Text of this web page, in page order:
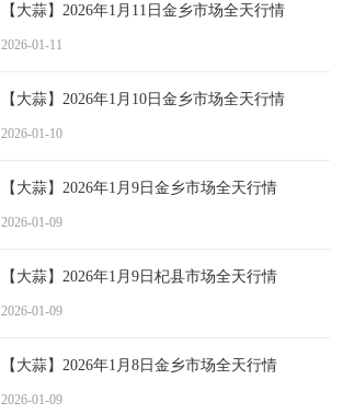
【大蒜】2026年1月11日金乡市场全天行情
2026-01-11
【大蒜】2026年1月10日金乡市场全天行情
2026-01-10
【大蒜】2026年1月9日金乡市场全天行情
2026-01-09
【大蒜】2026年1月9日杞县市场全天行情
2026-01-09
【大蒜】2026年1月8日金乡市场全天行情
2026-01-09